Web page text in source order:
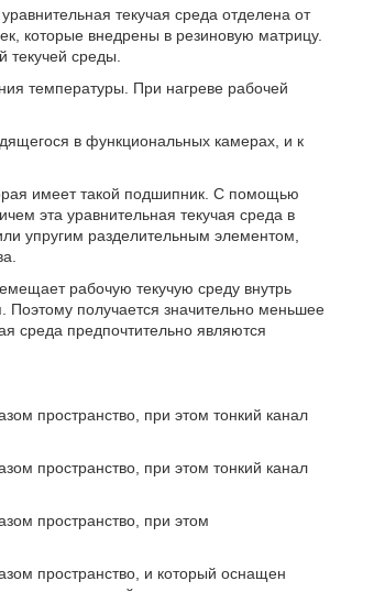
текучая среда отделена от
которые внедрены в резиновую матрицу.
текучей среды.
температуры. При нагреве рабочей
в функциональных камерах, и к
имеет такой подшипник. С помощью
эта уравнительная текучая среда в
упругим разделительным элементом,
рабочую текучую среду внутрь
Поэтому получается значительно меньшее
среда предпочтительно являются
пространство, при этом тонкий канал
пространство, при этом тонкий канал
пространство, при этом
пространство, и который оснащен